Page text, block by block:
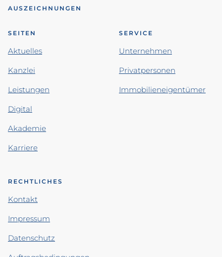
AUSZEICHNUNGEN
SEITEN
Aktuelles
Kanzlei
Leistungen
Digital
Akademie
Karriere
SERVICE
Unternehmen
Privatpersonen
Immobilieneigentümer
RECHTLICHES
Kontakt
Impressum
Datenschutz